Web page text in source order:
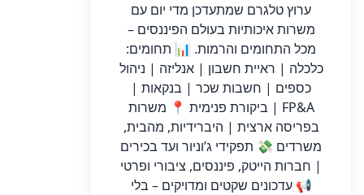
ערוץ טלגרם שמתעדכן מדי יום עם
משרות איכותיות בעולם הפיננסים –
מכל התחומים והרמות. 📊 תחומים:
כלכלה | ראיית חשבון | אנליזה | ניהול
כספים | חשבות שכר | בנקאות |
FP&A | ביקורת פנימית 📍 משרות
בפריסה ארצית | היברידיות, מהבית,
משרדים 💸 תפקידי ג’וניור ועד בכירים
| חברות הייטק, פיננסים, ציבורי ופרטי
📢 עדכונים שקטים ומדויקים – בלי